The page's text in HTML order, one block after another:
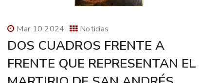
Mar 10 2024 Noticias
DOS CUADROS FRENTE A
FRENTE QUE REPRESENTAN EL